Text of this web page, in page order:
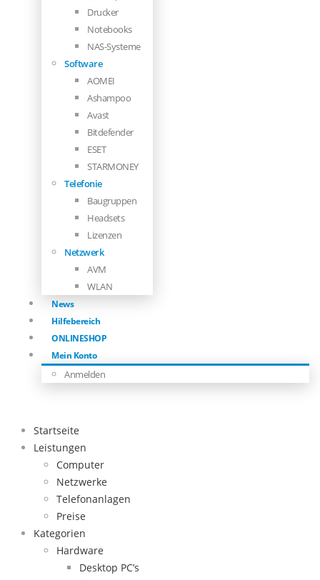
Drucker
Notebooks
NAS-Systeme
Software
AOMEI
Ashampoo
Avast
Bitdefender
ESET
STARMONEY
Telefonie
Baugruppen
Headsets
Lizenzen
Netzwerk
AVM
WLAN
News
Hilfebereich
ONLINESHOP
Mein Konto
Anmelden
Startseite
Leistungen
Computer
Netzwerke
Telefonanlagen
Preise
Kategorien
Hardware
Desktop PC’s